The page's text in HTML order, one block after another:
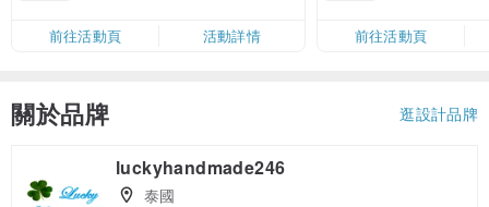
卡」結帳）
前往活動頁 活動詳情
前往活動頁
關於品牌 逛設計品牌
luckyhandmade246
泰國